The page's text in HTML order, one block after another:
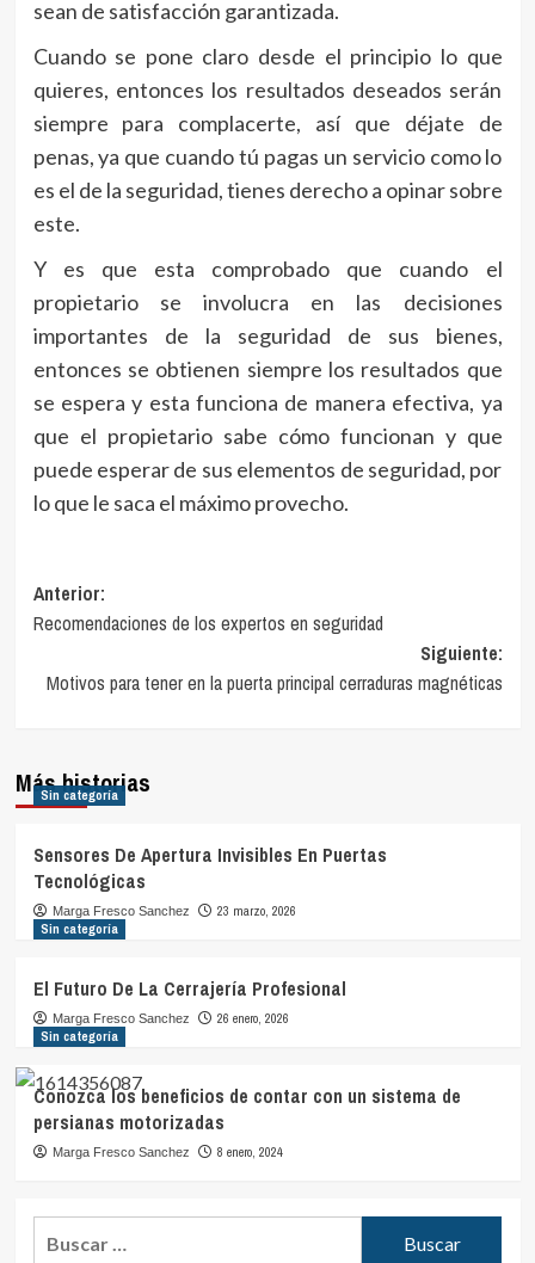
sean de satisfacción garantizada.
Cuando se pone claro desde el principio lo que
quieres, entonces los resultados deseados serán
siempre para complacerte, así que déjate de
penas, ya que cuando tú pagas un servicio como lo
es el de la seguridad, tienes derecho a opinar sobre
este.
Y es que esta comprobado que cuando el
propietario se involucra en las decisiones
importantes de la seguridad de sus bienes,
entonces se obtienen siempre los resultados que
se espera y esta funciona de manera efectiva, ya
que el propietario sabe cómo funcionan y que
puede esperar de sus elementos de seguridad, por
lo que le saca el máximo provecho.
Navegación
de
entradas
Anterior:
Recomendaciones de los expertos en seguridad
Siguiente:
Motivos para tener en la puerta principal cerraduras magnéticas
Más historias
Sin categoría
Sensores De Apertura Invisibles En Puertas
Tecnológicas
Marga Fresco Sanchez
23 marzo, 2026
Sin categoría
El Futuro De La Cerrajería Profesional
Marga Fresco Sanchez
26 enero, 2026
Sin categoría
Conozca los beneficios de contar con un sistema de
persianas motorizadas
Marga Fresco Sanchez 8 enero, 2024